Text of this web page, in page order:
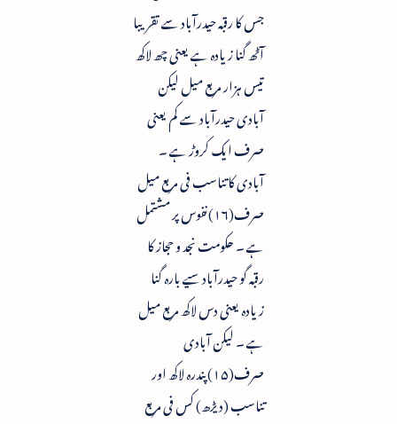
جس کا رقبہ حیدرآباد سے تقریبا
آٹھ گنا زیادہ ہے یعنی چھ لاکھ
تیس ہزار مربع میل لیکن
آبادی حیدرآباد سے کم یعنی
صرف ایک کروڑ ہے ۔
آبادی کا تناسب فی مربع میل
صرف(۱۶)نفوس پر مشتمل
ہے ۔ حکومت نجد و حجاز کا
رقبہ گو حیدرآباد سیے بارہ گنا
زیادہ یعنی دس لاکھ مربع میل
ہے ۔ لیکن آبادی
صرف(۱۵) پندرہ لاکھ اور
تناسب (دیڑھ) کس فی مربع